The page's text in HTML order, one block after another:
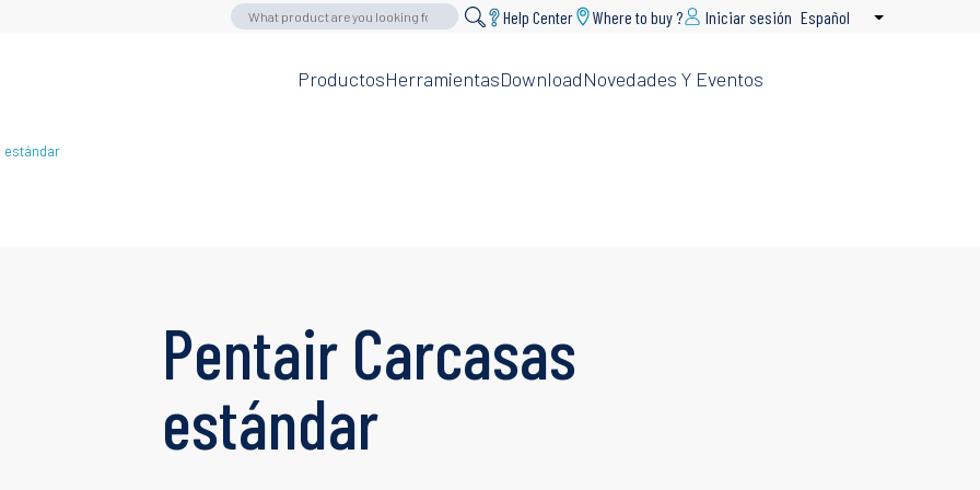
Help Center Where to buy ? Iniciar sesión Español Lista adicional
ProductosHerramientasDownloadNovedades Y Eventos
estándar
Pentair Carcasas
estándar